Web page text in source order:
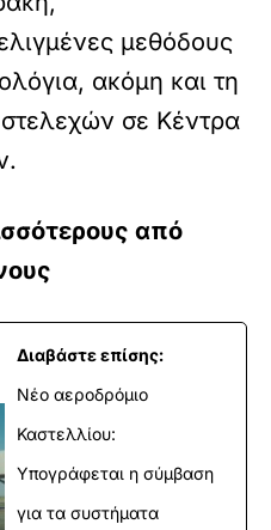
μεθόδους
ακόμη και τη
σε Κέντρα
από
Διαβάστε επίσης:
Νέο αεροδρόμιο
Καστελλίου:
Υπογράφεται η σύμβαση
για τα συστήματα